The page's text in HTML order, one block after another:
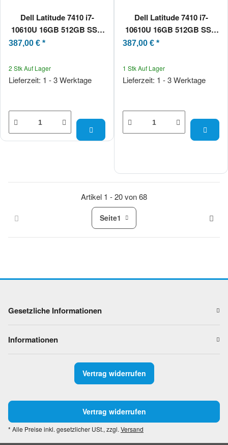
Dell Latitude 7410 i7-
10610U 16GB 512GB SSD
CZ/SK-Tastatur Win11 Pro
387,00 € *
2 Stk Auf Lager
Lieferzeit: 1 - 3 Werktage
Dell Latitude 7410 i7-
10610U 16GB 512GB SSD
US Win11 Pro SN
387,00 € *
1 Stk Auf Lager
Lieferzeit: 1 - 3 Werktage
Artikel 1 - 20 von 68
Seite1
Gesetzliche Informationen
Informationen
Vertrag widerrufen
Vertrag widerrufen
* Alle Preise inkl. gesetzlicher USt., zzgl. Versand